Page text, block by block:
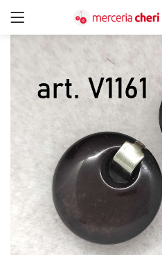
ACCEDI
Ricordami
Password
CERCA IN:
Tutte le categorie
Accessori Design (56)
Accessori merceria (94)
Cesti portalavoro (8)
Aghi e spilli (24)
Applicazioni (26)
Borse (6)
Bottoni Vintage (204)
Lotti di Bottoni vintage (27)
Bottoni/alamari/automatici